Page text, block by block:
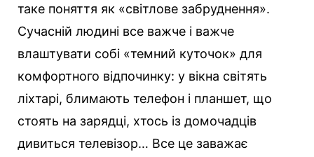
таке поняття як «світлове забруднення».
Сучасній людині все важче і важче
влаштувати собі «темний куточок» для
комфортного відпочинку: у вікна світять
ліхтарі, блимають телефон і планшет, що
стоять на зарядці, хтось із домочадців
дивиться телевізор… Все це заважає